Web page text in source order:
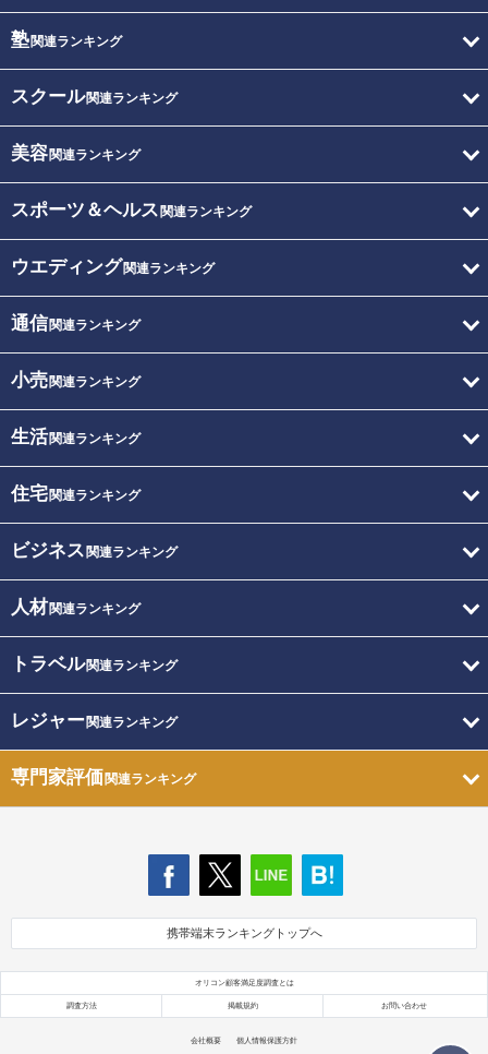
塾関連ランキング
スクール関連ランキング
美容関連ランキング
スポーツ＆ヘルス 関連ランキング
ウエディング関連ランキング
通信関連ランキング
小売関連ランキング
生活関連ランキング
住宅関連ランキング
ビジネス 関連ランキング
人材関連ランキング
トラベル関連ランキング
レジャー関連ランキング
専門家評価関連ランキング
携帯端末ランキングトップへ
オリコン顧客満足度調査とは
調査方法 掲載規約 お問い合わせ
会社概要 個人情報保護方針